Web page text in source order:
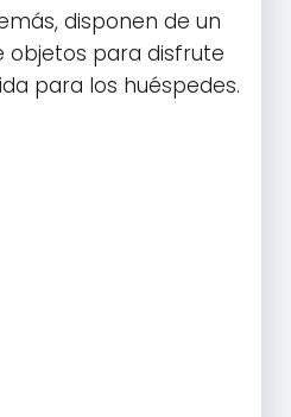
disponen de un
para disfrute
para los huéspedes.